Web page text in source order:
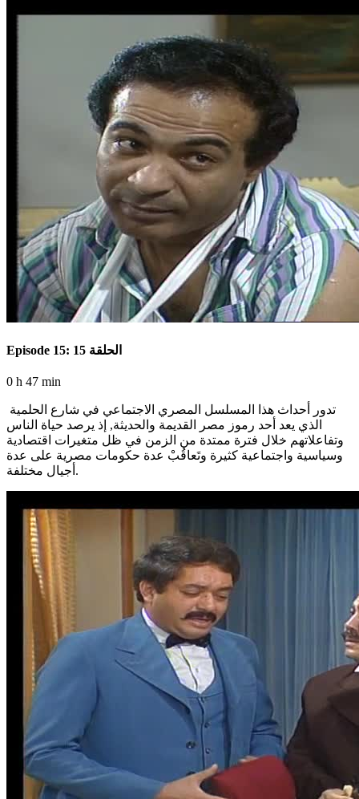
Episode 15: الحلقة 15
0 h 47 min
الذي يعد أحد رموز مصر القديمة والحديثة, إذ يرصد حياة الناس
وتفاعلاتهم خلال فترة ممتدة من الزمن في ظل متغيرات اقتصادية
وسياسية واجتماعية كثيرة وتَعاقُبْ عدة حكومات مصرية على عدة
أجيال مختلفة.